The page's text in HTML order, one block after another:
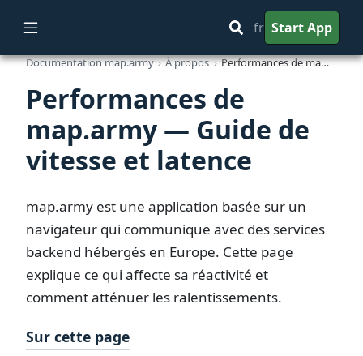
fr Start App
Sur cette page
Documentation map.army À propos Performances de map.army — Guide de vitesse et latence
Performances de
map.army — Guide de
vitesse et latence
map.army est une application basée sur un
navigateur qui communique avec des services
backend hébergés en Europe. Cette page
explique ce qui affecte sa réactivité et
comment atténuer les ralentissements.